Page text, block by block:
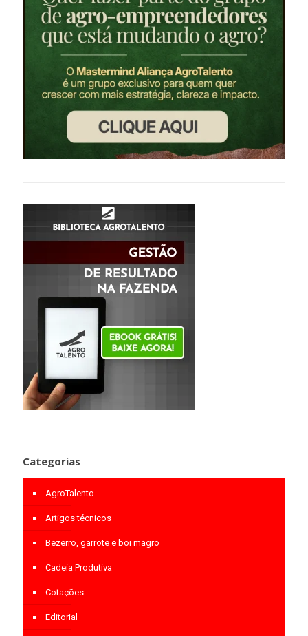
Categorias
AgroTalento
Artigos técnicos
Bezerro, garrote e boi magro
Cadeia Produtiva
Cotações
Editorial